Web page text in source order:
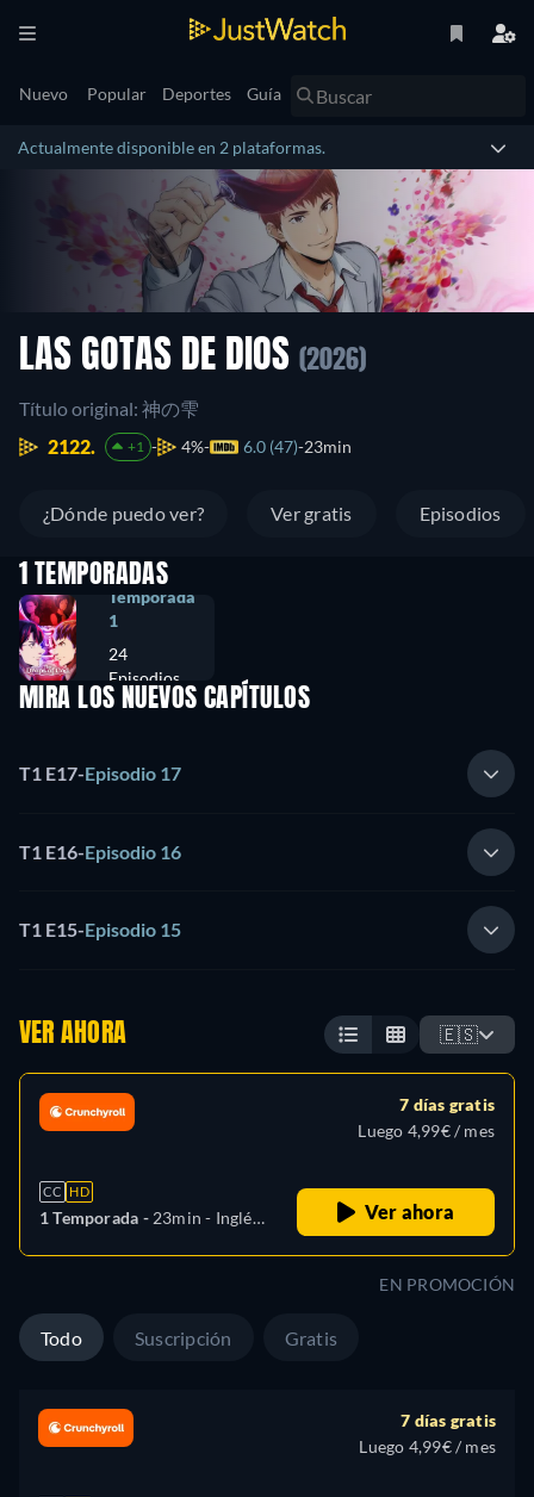
Nuevo Popular Deportes Guía
Actualmente disponible en 2 plataformas.
LAS GOTAS DE DIOS (2026)
Título original: 神の雫
2122.
+1 4% 6.0 (47) 23min
¿Dónde puedo ver? Ver gratis Episodios
1 TEMPORADAS
Temporada
1
24
Episodios
MIRA LOS NUEVOS CAPÍTULOS
T1 E17-Episodio 17
T1 E16-Episodio 16
T1 E15-Episodio 15
VER AHORA 🇪🇸
CC HD
1 Temporada - 23min - Inglés,
7 días gratis
Luego 4,99€ / mes
Ver ahora
EN PROMOCIÓN
Todo Suscripción Gratis
7 días gratis
Luego 4,99€ / mes